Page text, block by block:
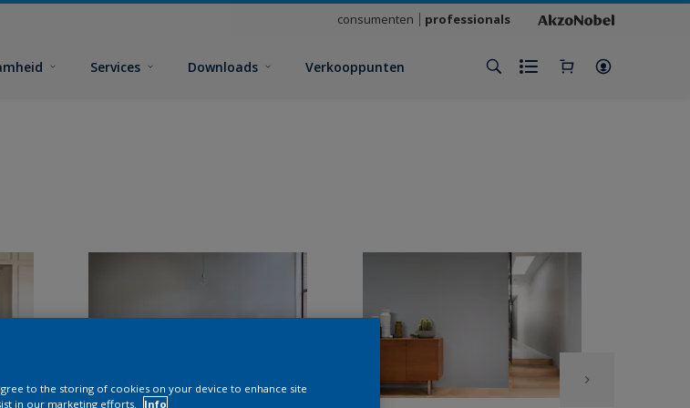
consumenten professionals
Services Downloads Verkooppunten
to the storing of cookies on your device to enhance site
in our marketing efforts.
Info